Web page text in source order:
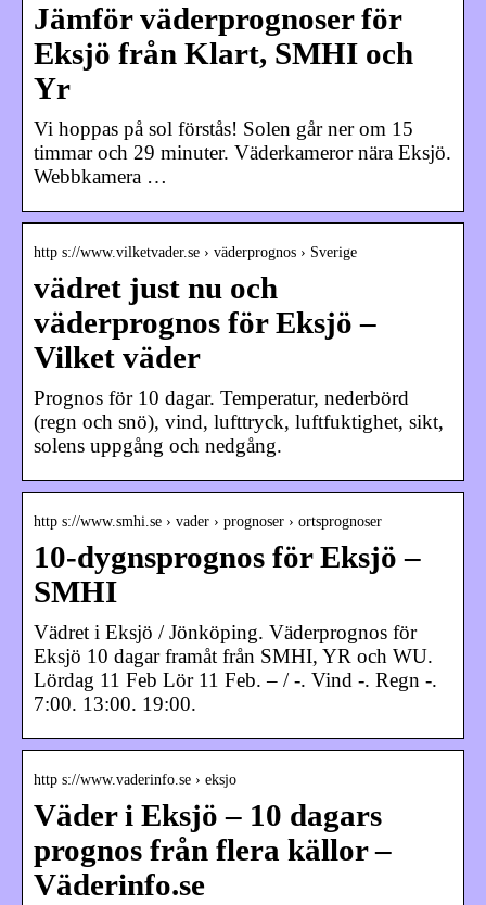
Jämför väderprognoser för
Eksjö från Klart, SMHI och
Yr
Vi hoppas på sol förstås! Solen går ner om 15
timmar och 29 minuter. Väderkameror nära Eksjö.
Webbkamera …
http s://www.vilketvader.se › väderprognos › Sverige
vädret just nu och
väderprognos för Eksjö –
Vilket väder
Prognos för 10 dagar. Temperatur, nederbörd
(regn och snö), vind, lufttryck, luftfuktighet, sikt,
solens uppgång och nedgång.
http s://www.smhi.se › vader › prognoser › ortsprognoser
10-dygnsprognos för Eksjö –
SMHI
Vädret i Eksjö / Jönköping. Väderprognos för
Eksjö 10 dagar framåt från SMHI, YR och WU.
Lördag 11 Feb Lör 11 Feb. – / -. Vind -. Regn -.
7:00. 13:00. 19:00.
http s://www.vaderinfo.se › eksjo
Väder i Eksjö – 10 dagars
prognos från flera källor –
Väderinfo.se